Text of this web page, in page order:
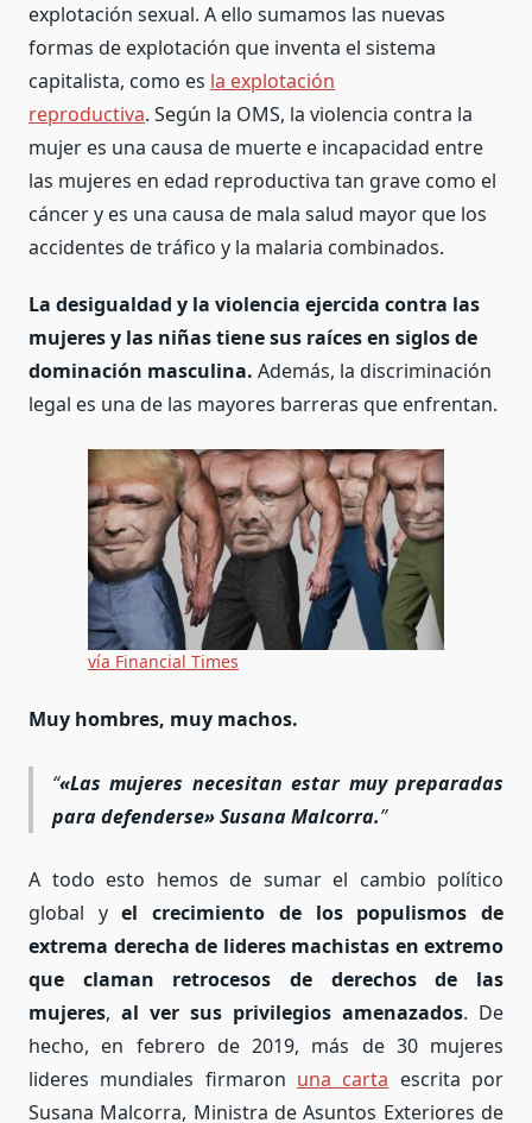
explotación sexual. A ello sumamos las nuevas
formas de explotación que inventa el sistema
capitalista, como es la explotación
reproductiva. Según la OMS, la violencia contra la
mujer es una causa de muerte e incapacidad entre
las mujeres en edad reproductiva tan grave como el
cáncer y es una causa de mala salud mayor que los
accidentes de tráfico y la malaria combinados.
La desigualdad y la violencia ejercida contra las
mujeres y las niñas tiene sus raíces en siglos de
dominación masculina. Además, la discriminación
legal es una de las mayores barreras que enfrentan.
vía Financial Times
Muy hombres, muy machos.
«Las mujeres necesitan estar muy preparadas
para defenderse» Susana Malcorra.
A todo esto hemos de sumar el cambio político
global yel crecimiento de los populismos de
extrema derecha de lideres machistas en extremo
que claman retrocesos de derechos de las
mujeres, al ver sus privilegios amenazados. De
hecho, en febrero de 2019, más de 30 mujeres
lideres mundiales firmaron una carta escrita por
Susana Malcorra, Ministra de Asuntos Exteriores de